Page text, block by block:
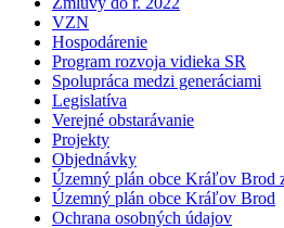
VZN
Hospodárenie
Program rozvoja vidieka SR
Spolupráca medzi generáciami
Legislatíva
Verejné obstarávanie
Projekty
Objednávky
Územný plán obce Kráľov Brod
Územný plán obce Kráľov Brod
Ochrana osobných údajov